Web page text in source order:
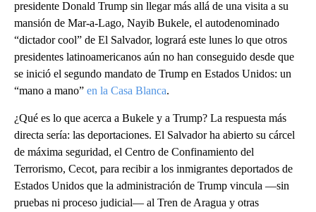
presidente Donald Trump sin llegar más allá de una visita a su
mansión de Mar-a-Lago, Nayib Bukele, el autodenominado
“dictador cool” de El Salvador, logrará este lunes lo que otros
presidentes latinoamericanos aún no han conseguido desde que
se inició el segundo mandato de Trump en Estados Unidos: un
“mano a mano” en la Casa Blanca.
¿Qué es lo que acerca a Bukele y a Trump? La respuesta más
directa sería: las deportaciones. El Salvador ha abierto su cárcel
de máxima seguridad, el Centro de Confinamiento del
Terrorismo, Cecot, para recibir a los inmigrantes deportados de
Estados Unidos que la administración de Trump vincula —sin
pruebas ni proceso judicial— al Tren de Aragua y otras